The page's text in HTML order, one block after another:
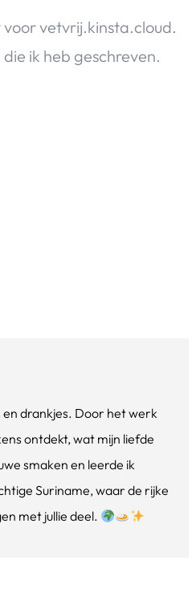
vetvrij.kinsta.cloud.
ik heb geschreven.
en drankjes. Door het werk
ontdekt, wat mijn liefde
smaken en leerde ik
Suriname, waar de rijke
met jullie deel.